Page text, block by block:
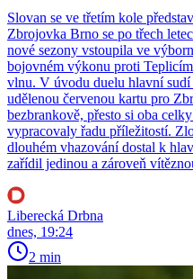
Slovan se ve třetím kole
Zbrojovka Brno se po třech
nové sezony vstoupila ve
bojovném výkonu proti
vlnu. V úvodu duelu hlavní
udělenou červenou kartu pro
bezbrankově, přesto si oba
vypracovaly řadu příležitostí.
dlouhém vhazování dostal k
zařídil jedinou a zároveň
Liberecká Drbna
dnes, 19:24
2 min